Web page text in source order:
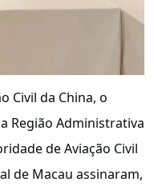
Civil da China, o
Região Administrativa
de Aviação Civil
de Macau assinaram,